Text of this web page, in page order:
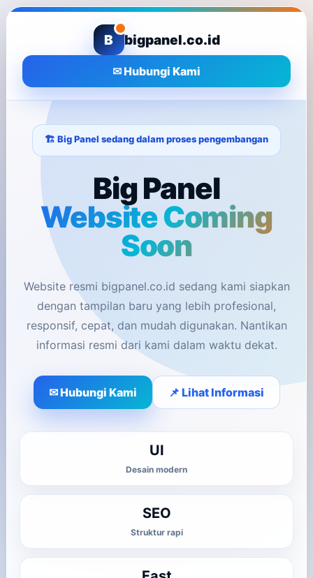
B bigpanel.co.id
✉ Hubungi Kami
🏗️ Big Panel sedang dalam proses pengembangan
Big Panel
Website Coming
Soon
Website resmi bigpanel.co.id sedang kami siapkan
dengan tampilan baru yang lebih profesional,
responsif, cepat, dan mudah digunakan. Nantikan
informasi resmi dari kami dalam waktu dekat.
✉ Hubungi Kami 📌 Lihat Informasi
UI
Desain modern
SEO
Struktur rapi